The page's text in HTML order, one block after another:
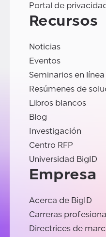
Portal de
Recursos
Noticias
Eventos
Seminarios en línea
Resúmenes de
Libros blancos
Blog
Investigación
Centro RFP
Universidad BigID
Empresa
Acerca de BigID
Carreras
Directrices de